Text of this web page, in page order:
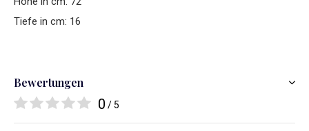
Tiefe in cm: 16
Bewertungen
0 / 5